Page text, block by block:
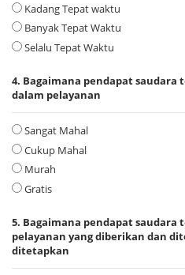
Kadang Tepat waktu
Banyak Tepat Waktu
Selalu Tepat Waktu
4. Bagaimana pendapat
dalam pelayanan
Sangat Mahal
Cukup Mahal
Murah
Gratis
5. Bagaimana pendapat saudara
pelayanan yang diberikan dan
ditetapkan